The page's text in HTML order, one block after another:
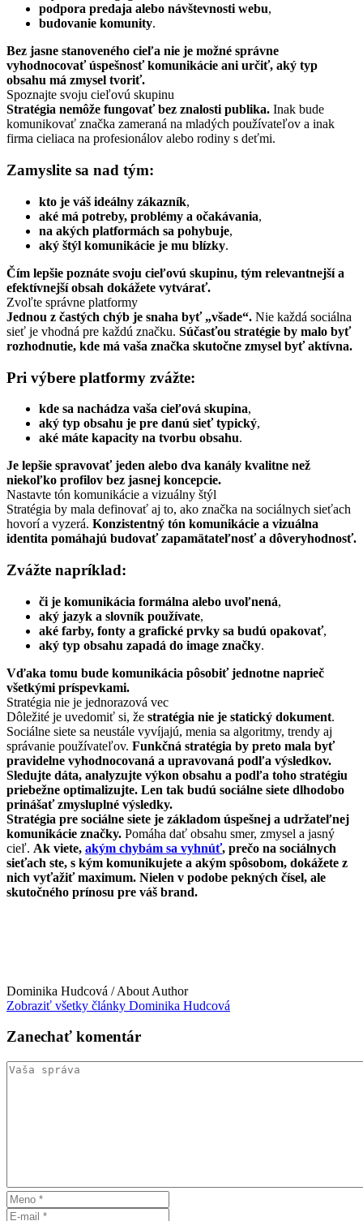
podpora predaja alebo návštevnosti webu,
budovanie komunity.
Bez jasne stanoveného cieľa nie je možné správne
vyhodnocovať úspešnosť komunikácie ani určiť, aký typ
obsahu má zmysel tvoriť.
Spoznajte svoju cieľovú skupinu
Stratégia nemôže fungovať bez znalosti publika. Inak bude
komunikovať značka zameraná na mladých používateľov a inak
firma cieliaca na profesionálov alebo rodiny s deťmi.
Zamyslite sa nad tým:
kto je váš ideálny zákazník,
aké má potreby, problémy a očakávania,
na akých platformách sa pohybuje,
aký štýl komunikácie je mu blízky.
Čím lepšie poznáte svoju cieľovú skupinu, tým relevantnejší a
efektívnejší obsah dokážete vytvárať.
Zvoľte správne platformy
Jednou z častých chýb je snaha byť „všade“. Nie každá sociálna
sieť je vhodná pre každú značku. Súčasťou stratégie by malo byť
rozhodnutie, kde má vaša značka skutočne zmysel byť aktívna.
Pri výbere platformy zvážte:
kde sa nachádza vaša cieľová skupina,
aký typ obsahu je pre danú sieť typický,
aké máte kapacity na tvorbu obsahu.
Je lepšie spravovať jeden alebo dva kanály kvalitne než
niekoľko profilov bez jasnej koncepcie.
Nastavte tón komunikácie a vizuálny štýl
Stratégia by mala definovať aj to, ako značka na sociálnych sieťach
hovorí a vyzerá. Konzistentný tón komunikácie a vizuálna
identita pomáhajú budovať zapamätateľnosť a dôveryhodnosť.
Zvážte napríklad:
či je komunikácia formálna alebo uvoľnená,
aký jazyk a slovník používate,
aké farby, fonty a grafické prvky sa budú opakovať,
aký typ obsahu zapadá do image značky.
Vďaka tomu bude komunikácia pôsobiť jednotne naprieč
všetkými príspevkami.
Stratégia nie je jednorazová vec
Dôležité je uvedomiť si, že stratégia nie je statický dokument.
Sociálne siete sa neustále vyvíjajú, menia sa algoritmy, trendy aj
správanie používateľov. Funkčná stratégia by preto mala byť
pravidelne vyhodnocovaná a upravovaná podľa výsledkov.
Sledujte dáta, analyzujte výkon obsahu a podľa toho stratégiu
priebežne optimalizujte. Len tak budú sociálne siete dlhodobo
prinášať zmysluplné výsledky.
Stratégia pre sociálne siete je základom úspešnej a udržateľnej
komunikácie značky. Pomáha dať obsahu smer, zmysel a jasný
cieľ. Ak viete, akým chybám sa vyhnúť, prečo na sociálnych
sieťach ste, s kým komunikujete a akým spôsobom, dokážete z
nich vyťažiť maximum. Nielen v podobe pekných čísel, ale
skutočného prínosu pre váš brand.
Dominika Hudcová / About Author
Zobraziť všetky články Dominika Hudcová
Zanechať komentár